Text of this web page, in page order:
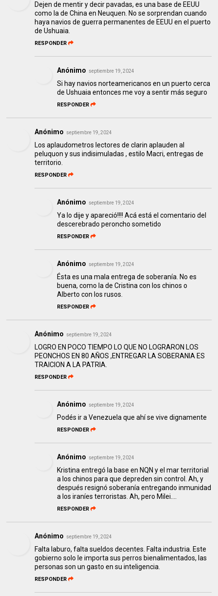
Dejen de mentir y decir pavadas, es una base de EEUU
como la de China en Neuquen. No se sorprendan cuando
haya navios de guerra permanentes de EEUU en el puerto
de Ushuaia.
RESPONDER
Anónimo septiembre 19, 2024
Si hay navios norteamericanos en un puerto cerca
de Ushuaia entonces me voy a sentir más seguro
RESPONDER
Anónimo septiembre 19, 2024
Los aplaudometros lectores de clarin aplauden al
peluquon y sus indisimuladas , estilo Macri, entregas de
territorio.
RESPONDER
Anónimo septiembre 19, 2024
Ya lo dije y apareció!!!! Acá está el comentario del
descerebrado peroncho sometido
RESPONDER
Anónimo septiembre 19, 2024
Ésta es una mala entrega de soberanía. No es
buena, como la de Cristina con los chinos o
Alberto con los rusos.
RESPONDER
Anónimo septiembre 19, 2024
LOGRO EN POCO TIEMPO LO QUE NO LOGRARON LOS
PEONCHOS EN 80 AÑOS ,ENTREGAR LA SOBERANIA ES
TRAICION A LA PATRIA.
RESPONDER
Anónimo septiembre 19, 2024
Podés ir a Venezuela que ahí se vive dignamente
RESPONDER
Anónimo septiembre 19, 2024
Kristina entregó la base en NQN y el mar territorial
a los chinos para que depreden sin control. Ah, y
después resignó soberanía entregando inmunidad
a los iraníes terroristas. Ah, pero Milei....
RESPONDER
Anónimo septiembre 19, 2024
Falta laburo, falta sueldos decentes. Falta industria. Este
gobierno solo le importa sus perros bienalimentados, las
personas son un gasto en su inteligencia.
RESPONDER